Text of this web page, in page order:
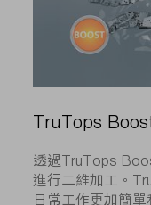
TruTops
透過TruTops
進行二維加工。
日常工作更加簡